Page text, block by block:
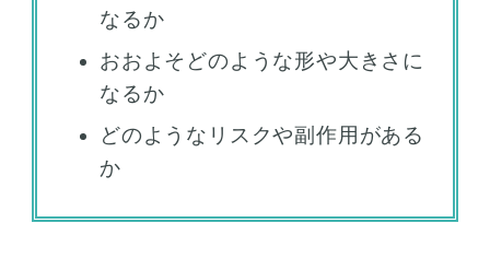
なるか
おおよそどのような形や大きさに
なるか
どのようなリスクや副作用がある
か